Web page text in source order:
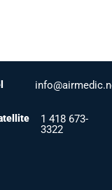
1 418 673-
3322